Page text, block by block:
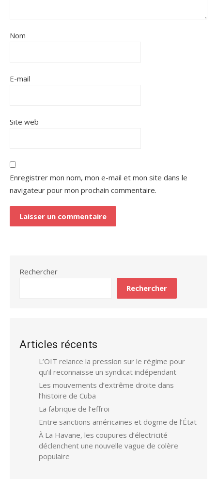
Nom
E-mail
Site web
Enregistrer mon nom, mon e-mail et mon site dans le
navigateur pour mon prochain commentaire.
Rechercher
Rechercher
Articles récents
L’OIT relance la pression sur le régime pour
qu’il reconnaisse un syndicat indépendant
Les mouvements d’extrême droite dans
l’histoire de Cuba
La fabrique de l’effroi
Entre sanctions américaines et dogme de l’État
À La Havane, les coupures d’électricité
déclenchent une nouvelle vague de colère
populaire